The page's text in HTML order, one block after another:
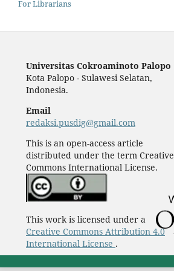
For Librarians
Universitas Cokroaminoto Palopo
Kota Palopo - Sulawesi Selatan,
Indonesia.
Email
redaksi.pusdig@gmail.com
This is an open-access article
distributed under the term Creative
Commons International License.
This work is licensed under a
Creative Commons Attribution 4.0
International License .